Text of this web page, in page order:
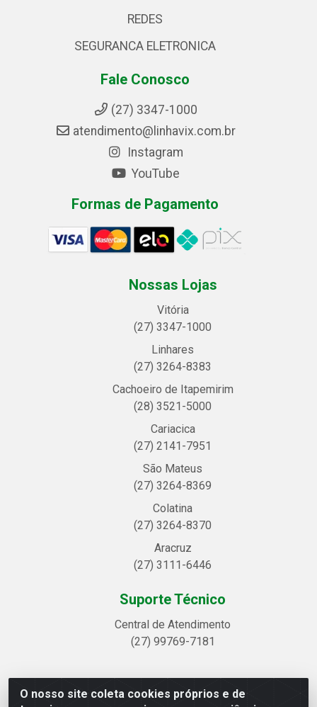
O nosso site coleta cookies próprios e de
REDES
SEGURANCA ELETRONICA
Fale Conosco
(27) 3347-1000
atendimento@linhavix.com.br
Instagram
YouTube
Formas de Pagamento
Nossas Lojas
Vitória
(27) 3347-1000
Linhares
(27) 3264-8383
Cachoeiro de Itapemirim
(28) 3521-5000
Cariacica
(27) 2141-7951
São Mateus
(27) 3264-8369
Colatina
(27) 3264-8370
Aracruz
(27) 3111-6446
Suporte Técnico
Central de Atendimento
(27) 99769-7181
Linhavix Distribuidora LTDA - Avenida Alegre, 2521 -